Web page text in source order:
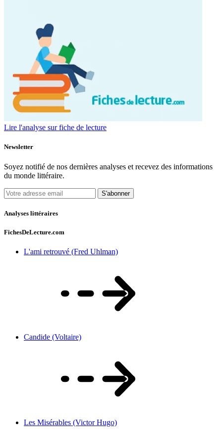
Lire l'analyse sur fiche de lecture
Newsletter
Soyez notifié de nos dernières analyses et recevez des informations
du monde littéraire.
S'abonner
Analyses littéraires
FichesDeLecture.com
L'ami retrouvé (Fred Uhlman)
Candide (Voltaire)
Les Misérables (Victor Hugo)